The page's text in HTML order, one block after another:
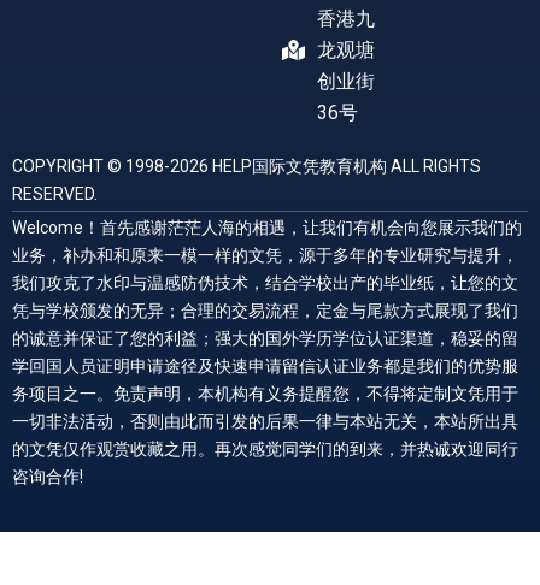
香港九
龙观塘
创业街
36号
COPYRIGHT © 1998-2026 HELP国际文凭教育机构 ALL RIGHTS
RESERVED.
Welcome！首先感谢茫茫人海的相遇，让我们有机会向您展示我们的
业务，补办和和原来一模一样的文凭，源于多年的专业研究与提升，
我们攻克了水印与温感防伪技术，结合学校出产的毕业纸，让您的文
凭与学校颁发的无异；合理的交易流程，定金与尾款方式展现了我们
的诚意并保证了您的利益；强大的国外学历学位认证渠道，稳妥的留
学回国人员证明申请途径及快速申请留信认证业务都是我们的优势服
务项目之一。免责声明，本机构有义务提醒您，不得将定制文凭用于
一切非法活动，否则由此而引发的后果一律与本站无关，本站所出具
的文凭仅作观赏收藏之用。再次感觉同学们的到来，并热诚欢迎同行
咨询合作!